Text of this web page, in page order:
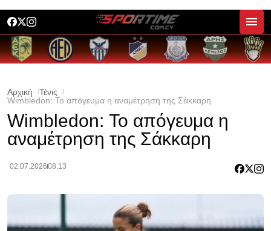
Αρχική
Τένις
Wimbledon: Το απόγευμα η αναμέτρηση της Σάκκαρη
Wimbledon: Το απόγευμα η
αναμέτρηση της Σάκκαρη
02.07.202608:13